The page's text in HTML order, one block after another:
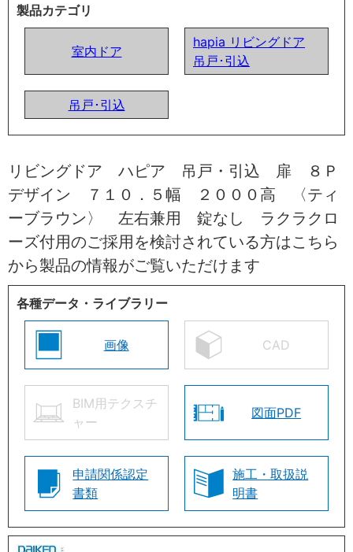
製品カテゴリ
室内ドア
hapia リビングドア
吊戸･引込
吊戸･引込
リビングドア ハピア 吊戸・引込 扉 ８Ｐ
デザイン ７１０．５幅 ２０００高 〈ティ
ーブラウン〉 左右兼用 錠なし ラクラクロ
ーズ付用のご採用を検討されている方はこちら
から製品の情報がご覧いただけます
各種データ・ライブラリー
画像 CAD
BIM用テクスチ
ャー
図面PDF
申請関係認定
書類
施工・取扱説
明書